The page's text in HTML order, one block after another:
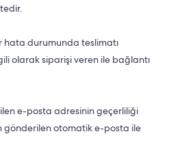
durumunda teslimatı
olarak siparişi veren ile bağlantı
e-posta adresinin geçerliliği
gönderilen otomatik e-posta ile